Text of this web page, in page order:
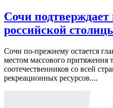
Сочи подтверждает
российской
Сочи по-прежнему остается
местом массового притяжения
соотечественников со всей
рекреационных ресурсов....